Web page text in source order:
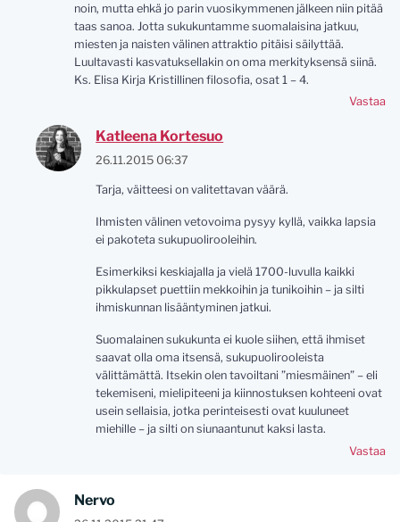
noin, mutta ehkä jo parin vuosikymmenen jälkeen niin pitää
taas sanoa. Jotta sukukuntamme suomalaisina jatkuu,
miesten ja naisten välinen attraktio pitäisi säilyttää.
Luultavasti kasvatuksellakin on oma merkityksensä siinä.
Ks. Elisa Kirja Kristillinen filosofia, osat 1 – 4.
Vastaa
Katleena Kortesuo
26.11.2015 06:37
Tarja, väitteesi on valitettavan väärä.
Ihmisten välinen vetovoima pysyy kyllä, vaikka lapsia
ei pakoteta sukupuolirooleihin.
Esimerkiksi keskiajalla ja vielä 1700-luvulla kaikki
pikkulapset puettiin mekkoihin ja tunikoihin – ja silti
ihmiskunnan lisääntyminen jatkui.
Suomalainen sukukunta ei kuole siihen, että ihmiset
saavat olla oma itsensä, sukupuolirooleista
välittämättä. Itsekin olen tavoiltani ”miesmäinen” – eli
tekemiseni, mielipiteeni ja kiinnostuksen kohteeni ovat
usein sellaisia, jotka perinteisesti ovat kuuluneet
miehille – ja silti on siunaantunut kaksi lasta.
Vastaa
Nervo